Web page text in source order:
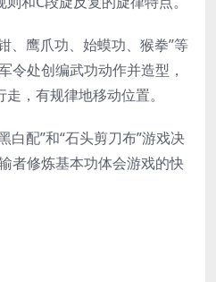
、鹰爪功、始蟆功、猴拳”等
令处创编武功动作并造型，
，有规律地移动位置。
白配”和“石头剪刀布”游戏决
者修炼基本功体会游戏的快